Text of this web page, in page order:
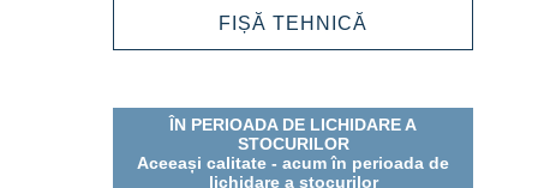
011014008
FIȘĂ TEHNICĂ
ÎN PERIOADA DE LICHIDARE A
STOCURILOR
Aceeași calitate - acum în perioada de
lichidare a stocurilor